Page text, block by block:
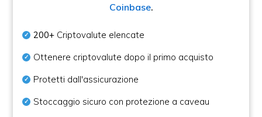
Coinbase.
200+ Criptovalute elencate
Ottenere criptovalute dopo il primo acquisto
Protetti dall'assicurazione
Stoccaggio sicuro con protezione a caveau